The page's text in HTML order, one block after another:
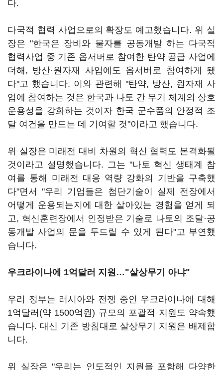
다.
다국적 협력 사업으로의 확장도 예고했습니다. 위 실
장은 "한국은 장비와 물자를 공동개발 하는 다국적
협력사업 중 기존 옵서버로 참여한 탄약 공급 사업에
더해, 방산·원자재 사업에도 옵서버로 참여하게 됐
다"고 했습니다. 이와 관련해 "탄약, 방산, 원자재 사
업에 참여하는 것은 한국과 나토 간 무기 체계의 상호
운용성을 강화하는 것이자 한국 군수품의 안정적 조
달 여건을 만드는 데 기여할 것"이라고 했습니다.
위 실장은 미래전 대비 차원의 혁신 협력도 본격화될
것이라고 설명했습니다. 그는 "나토 혁신 생태계 참
여를 통해 미래전 대응 역량 강화의 기반을 구축했
다"면서 "우리 기업들은 첨단기술이 실제 전장에서
어떻게 운용되는지에 대한 살아있는 경험을 얻게 되
고, 혁신훈련장에서 인정받은 기술로 나토의 조달·공
동개발 사업의 문을 두드릴 수 있게 된다"고 부연했
습니다.
우크라이나에 1억달러 지원…"살상무기 아냐"
우리 정부는 러시아와 전쟁 중인 우크라이나에 대해
1억달러(약 1500억원) 규모의 포괄적 지원도 약속했
습니다. 대신 기존 방침대로 살상무기 지원은 배제합
니다.
위 실장은 "우리는 인도적인 지원을 포함해 다양한